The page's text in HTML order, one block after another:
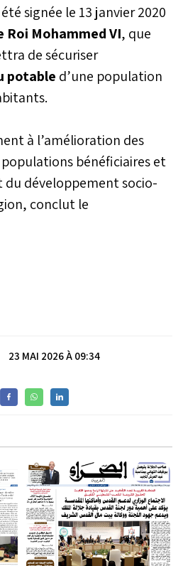
Retenue pour son offre de
base de 1,27 million de
dirhams, le cabinet
d’études devra livrer ses
travaux dans un délai de
dix mois.
signée le 13 janvier 2020
Roi Mohammed VI, que
de sécuriser
potable d’une population
à l’amélioration des
bénéficiaires et
du développement socio-
conclut le
23 MAI 2026 À 09:34